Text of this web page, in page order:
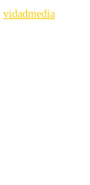
vidadmedia